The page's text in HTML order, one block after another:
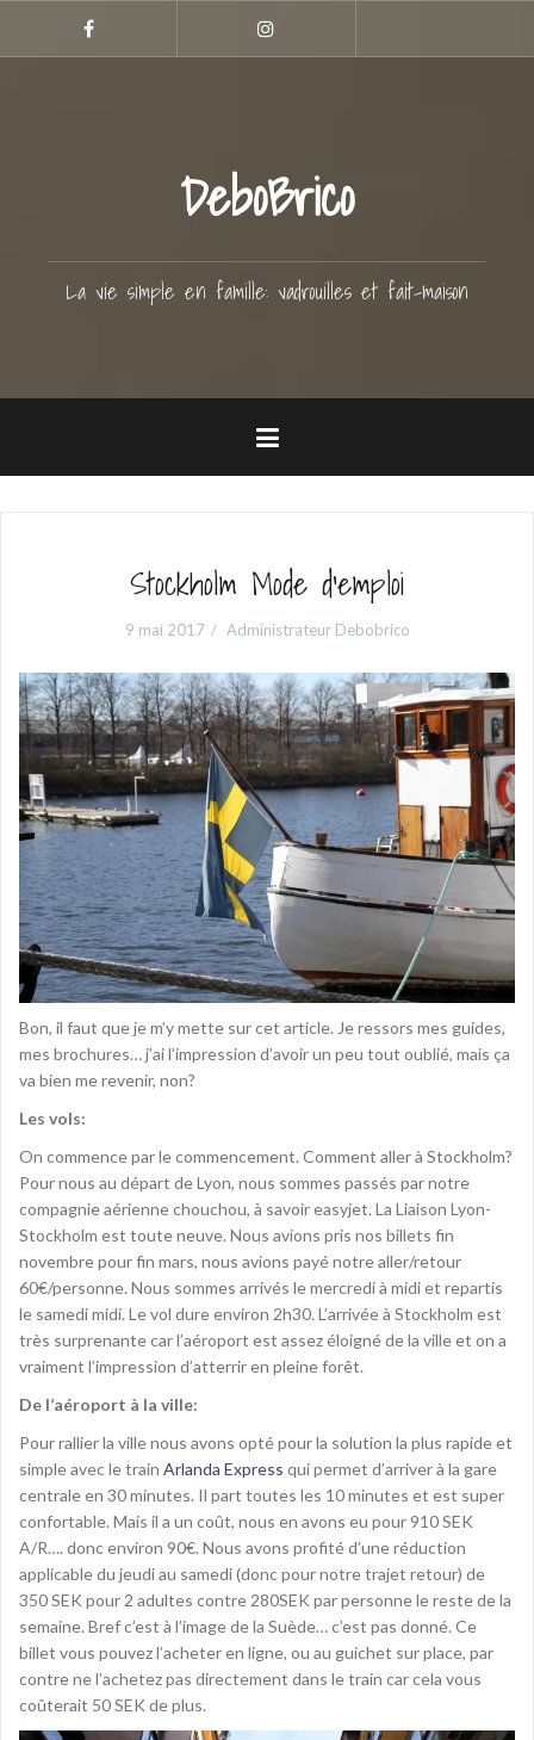
contenu
Facebook
DeboBrico
La vie simple en famille: vadrouilles et fait-maison
Stockholm Mode d’emploi
9 mai 2017 Administrateur Debobrico
Bon, il faut que je m’y mette sur cet article. Je ressors mes guides,
mes brochures… j’ai l’impression d’avoir un peu tout oublié, mais ça
va bien me revenir, non?
Les vols:
On commence par le commencement. Comment aller à Stockholm?
Pour nous au départ de Lyon, nous sommes passés par notre
compagnie aérienne chouchou, à savoir easyjet. La Liaison Lyon-
Stockholm est toute neuve. Nous avions pris nos billets fin
novembre pour fin mars, nous avions payé notre aller/retour
60€/personne. Nous sommes arrivés le mercredi à midi et repartis
le samedi midi. Le vol dure environ 2h30. L’arrivée à Stockholm est
très surprenante car l’aéroport est assez éloigné de la ville et on a
vraiment l’impression d’atterrir en pleine forêt.
De l’aéroport à la ville:
Pour rallier la ville nous avons opté pour la solution la plus rapide et
simple avec le train Arlanda Express qui permet d’arriver à la gare
centrale en 30 minutes. Il part toutes les 10 minutes et est super
confortable. Mais il a un coût, nous en avons eu pour 910 SEK
A/R…. donc environ 90€. Nous avons profité d’une réduction
applicable du jeudi au samedi (donc pour notre trajet retour) de
350 SEK pour 2 adultes contre 280SEK par personne le reste de la
semaine. Bref c’est à l’image de la Suède… c’est pas donné. Ce
billet vous pouvez l’acheter en ligne, ou au guichet sur place, par
contre ne l’achetez pas directement dans le train car cela vous
coûterait 50 SEK de plus.